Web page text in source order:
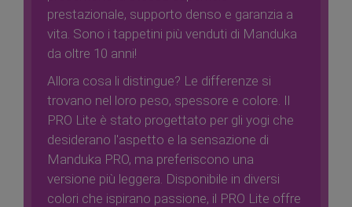
prestazionale, supporto denso e garanzia a
vita. Sono i tappetini più venduti di Manduka
da oltre 10 anni!
Allora cosa li distingue? Le differenze si
trovano nel loro peso, spessore e colore. Il
PRO Lite è stato progettato per gli yogi che
desiderano l'aspetto e la sensazione di
Manduka PRO, ma preferiscono una
versione più leggera. Disponibile in diversi
colori che ispirano passione, il PRO Lite offre